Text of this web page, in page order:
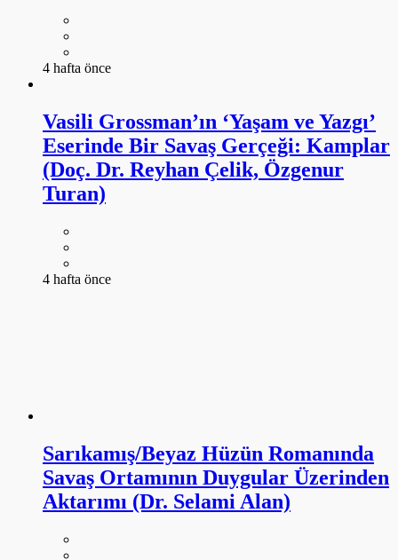
4 hafta önce
Vasili Grossman’ın ‘Yaşam ve Yazgı’
Eserinde Bir Savaş Gerçeği: Kamplar
(Doç. Dr. Reyhan Çelik, Özgenur
Turan)
4 hafta önce
Sarıkamış/Beyaz Hüzün Romanında
Savaş Ortamının Duygular Üzerinden
Aktarımı (Dr. Selami Alan)